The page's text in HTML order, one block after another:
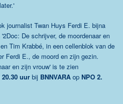
journalist Twan Huys Ferdi E. bijna
De schrijver, de moordenaar en
Tim Krabbé, in een cellenblok van de
Ferdi E., de moord en zijn gezin.
en zijn vrouw' is te zien
20.30 uur bij BNNVARA op NPO 2.